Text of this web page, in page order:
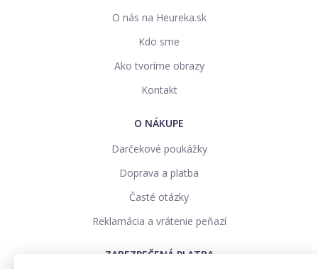
O nás na Heureka.sk
Kdo sme
Ako tvoríme obrazy
Kontakt
O NÁKUPE
Darčekové poukážky
Doprava a platba
Časté otázky
Reklamácia a vrátenie peňazí
ZABEZPEČENÁ PLATBA